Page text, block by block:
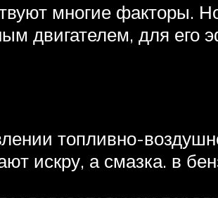
многие факторы.
двигателем, для его
топливно-
искру, а смазка. в